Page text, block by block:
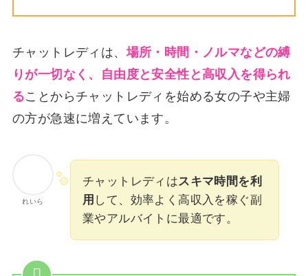
チャットレディは、場所・時間・ノルマなどの縛
りが一切なく、自由度と安全性と高収入を得られ
ることからチャットレディを始める女の子や主婦
の方が急速に増えています。
れいら
チャットレディはスキマ時間を利
用 して、効率よく高収入を稼ぐ副
業やアルバイトに最適です。